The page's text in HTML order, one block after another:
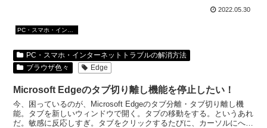
2022.05.30
PC・スマホ・インターネットトラブルの解消方法
ブラウザ色々
Edge
Microsoft Edgeのタブ切り離し機能を停止したい！
今、困っているのが、Microsoft Edgeのタブ分離・タブ切り離し機
能。タブを新しいウィンドウで開く。タブの移動をする。というあれ
だ。敏感に反応しすぎ。タブをクリックするたびに、カーソルにへば